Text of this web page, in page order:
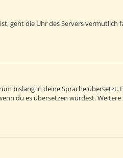
geht die Uhr des Servers
bislang in deine Sprache übersetzt.
du es übersetzen würdest.